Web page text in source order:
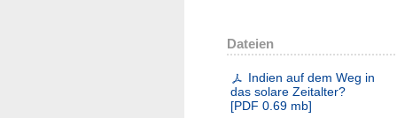
Dateien
Indien auf dem Weg in
das solare Zeitalter?
[PDF 0.69 mb]